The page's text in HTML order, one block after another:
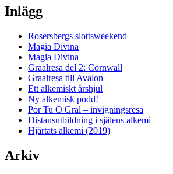
Inlägg
Rosersbergs slottsweekend
Magia Divina
Magia Divina
Graalresa del 2: Cornwall
Graalresa till Avalon
Ett alkemiskt årshjul
Ny alkemisk podd!
Por Tu O Gral – invigningsresa
Distansutbildning i själens alkemi
Hjärtats alkemi (2019)
Arkiv